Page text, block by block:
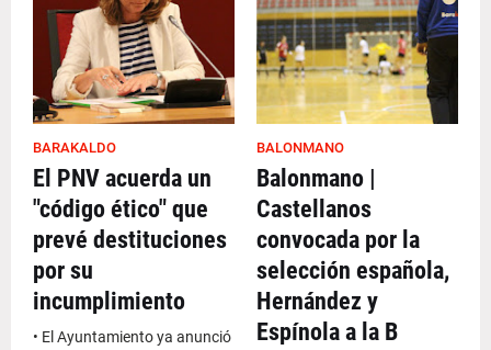
BARAKALDO
El PNV acuerda un
"código ético" que
prevé destituciones
por su
incumplimiento
• El Ayuntamiento ya anunció
BALONMANO
Balonmano |
Castellanos
convocada por la
selección española,
Hernández y
Espínola a la B